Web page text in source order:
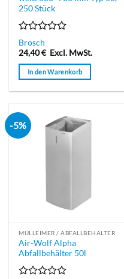
250 Stück
Bewertet
mit
0
von
5
Brosch
24,40€ Excl. MwSt.
In den Warenkorb
-5%
MÜLLEIMER / ABFALLBEHÄLTER
Air-Wolf Alpha
Abfallbehälter 50l